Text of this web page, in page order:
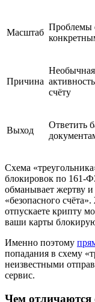
Масштаб
Проблемы
Причина
Необычная
счёту
Выход
Ответить
Схема
блокировок по 161-
обманывает жертву и
«безопасного
отпускаете крипту
ваши карты
Именно поэтому
попадания в схему
неизвестными
сервис.
Чем отличаются